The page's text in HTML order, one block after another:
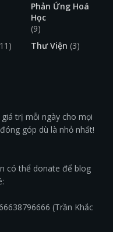
Phản Ứng Hoá
Học
(9)
Thư Viện (3)
trị mỗi ngày cho mọi
góp dù là nhỏ nhất!
có thể donate để blog
(Trần Khắc